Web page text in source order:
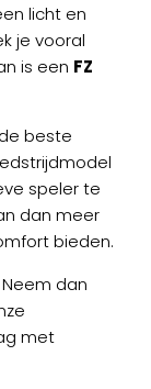
licht en
je vooral
is een FZ
beste
speler te
dan meer
bieden.
dan
met